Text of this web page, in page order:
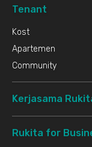
Tenant
Kost
Apartemen
Community
Kerjasama
Rukita for